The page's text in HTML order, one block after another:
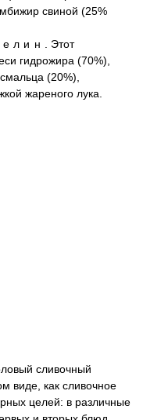
свиной (25%
. Этот
гидрожира (70%),
(20%),
жареного лука.
сливочный
виде, как сливочное
целей: в различные